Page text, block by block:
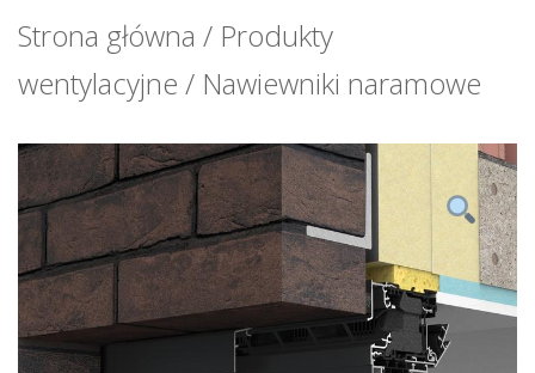
Strona główna / Produkty
wentylacyjne / Nawiewniki naramowe